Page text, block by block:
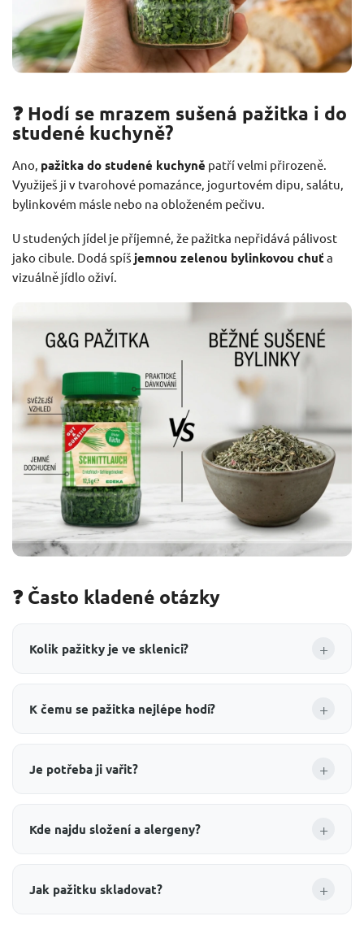
❓ Hodí se mrazem sušená pažitka i do
studené kuchyně?
Ano, pažitka do studené kuchyně patří velmi přirozeně.
Využiješ ji v tvarohové pomazánce, jogurtovém dipu, salátu,
bylinkovém másle nebo na obloženém pečivu.
U studených jídel je příjemné, že pažitka nepřidává pálivost
jako cibule. Dodá spíš jemnou zelenou bylinkovou chuť a
vizuálně jídlo oživí.
❓ Často kladené otázky
Kolik pažitky je ve sklenici? +
K čemu se pažitka nejlépe hodí? +
Je potřeba ji vařit? +
Kde najdu složení a alergeny? +
Jak pažitku skladovat? +